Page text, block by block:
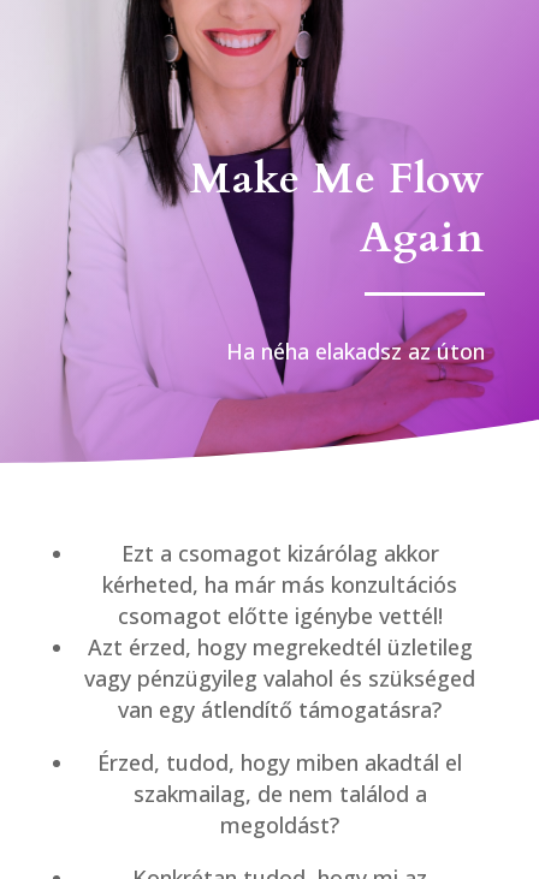
Make Me Flow
Again
Ha néha elakadsz az úton
Ezt a csomagot kizárólag akkor
kérheted, ha már más konzultációs
csomagot előtte igénybe vettél!
Azt érzed, hogy megrekedtél üzletileg
vagy pénzügyileg valahol és szükséged
van egy átlendítő támogatásra?
Érzed, tudod, hogy miben akadtál el
szakmailag, de nem találod a
megoldást?